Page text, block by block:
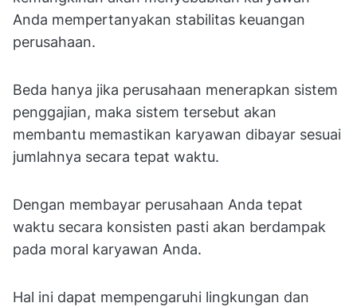
Anda mempertanyakan stabilitas keuangan
perusahaan.
Beda hanya jika perusahaan menerapkan sistem
penggajian, maka sistem tersebut akan
membantu memastikan karyawan dibayar sesuai
jumlahnya secara tepat waktu.
Dengan membayar perusahaan Anda tepat
waktu secara konsisten pasti akan berdampak
pada moral karyawan Anda.
Hal ini dapat mempengaruhi lingkungan dan